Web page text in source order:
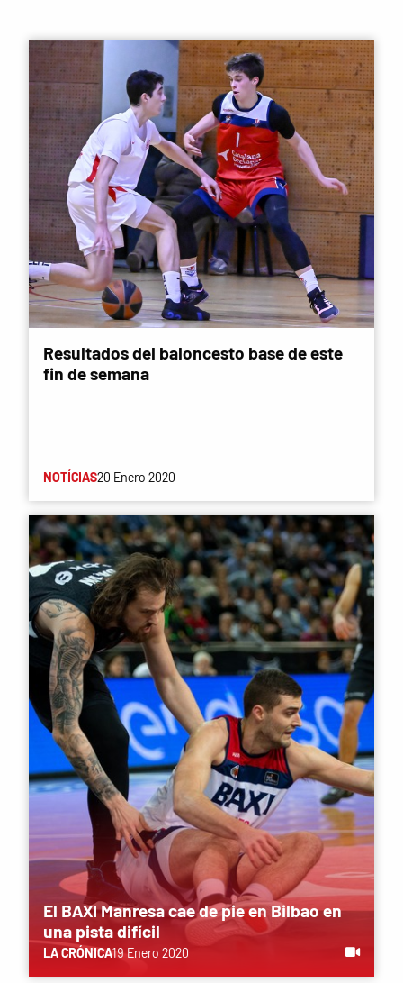
Resultados del baloncesto base de este
fin de semana
NOTÍCIAS20 Enero 2020
El BAXI Manresa cae de pie en Bilbao en
una pista difícil
LA CRÓNICA19 Enero 2020